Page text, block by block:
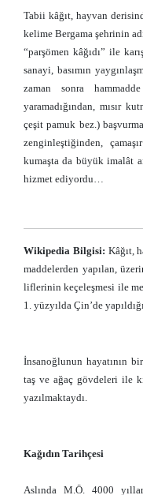
Tabii kâğıt, hayvan
kelime Bergama şehrinin
“parşömen kâğıdı” ile
sanayi, basımın
zaman sonra
yaramadığından, mısır
çeşit pamuk bez.)
zenginleştiğinden,
kumaşta da büyük imalât
hizmet ediyordu…
Wikipedia Bilgisi: Kâğıt,
maddelerden yapılan,
liflerinin keçeleşmesi ile
1. yüzyılda Çin’de
İnsanoğlunun hayatının
taş ve ağaç gövdeleri ile
yazılmaktaydı.
Kağıdın Tarihçesi
Aslında M.Ö. 4000